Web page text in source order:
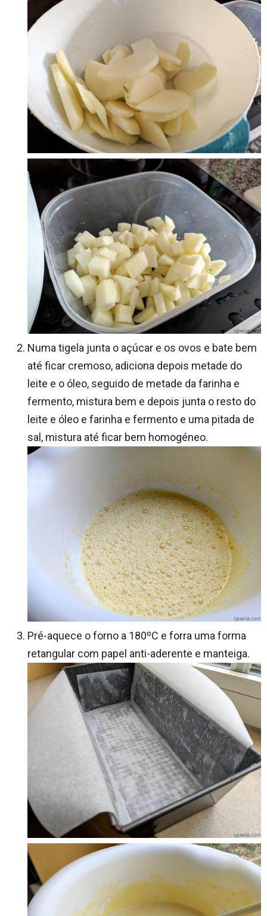
Numa tigela junta o açúcar e os ovos e bate bem
até ficar cremoso, adiciona depois metade do
leite e o óleo, seguido de metade da farinha e
fermento, mistura bem e depois junta o resto do
leite e óleo e farinha e fermento e uma pitada de
sal, mistura até ficar bem homogéneo.
Pré-aquece o forno a 180ºC e forra uma forma
retangular com papel anti-aderente e manteiga.